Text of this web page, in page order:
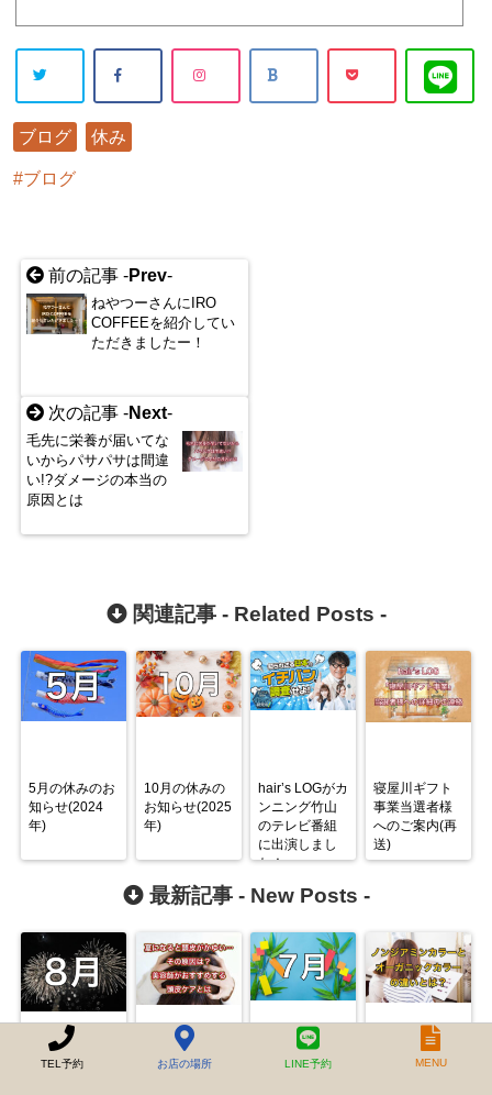
ブログ 休み
ブログ
前の記事 -Prev-
ねやつーさんにIRO
COFFEEを紹介してい
ただきましたー！
次の記事 -Next-
毛先に栄養が届いてな
いからパサパサは間違
い!?ダメージの本当の
原因とは
関連記事 - Related Posts -
5月の休みのお
知らせ(2024
年)
10月の休みの
お知らせ(2025
年)
hair’s LOGがカ
ンニング竹山
のテレビ番組
に出演しまし
た！
寝屋川ギフト
事業当選者様
へのご案内(再
送)
最新記事 - New Posts -
8月の休みのお
夏になると頭
7月の休みのお
オーガニック
TEL予約 お店の場所 LINE予約 MENU